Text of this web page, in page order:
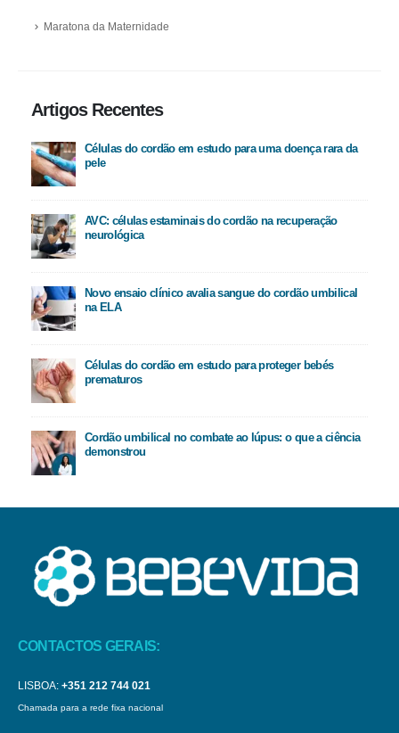
Maratona da Maternidade
Artigos Recentes
Células do cordão em estudo para uma doença rara da
pele
AVC: células estaminais do cordão na recuperação
neurológica
Novo ensaio clínico avalia sangue do cordão umbilical
na ELA
Células do cordão em estudo para proteger bebés
prematuros
Cordão umbilical no combate ao lúpus: o que a ciência
demonstrou
CONTACTOS GERAIS:
LISBOA: +351 212 744 021
Chamada para a rede fixa nacional